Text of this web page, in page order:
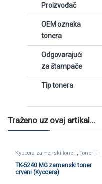
Proizvođač
OEM oznaka
tonera
Odgovarajući
za štampače
Tip tonera
Traženo uz ovaj artikal…
Kyocera zamenski toneri, Toneri i
kertridži
Zamenski toneri i kertridži
TK-5240 MG zamenski toner
crveni (Kyocera)